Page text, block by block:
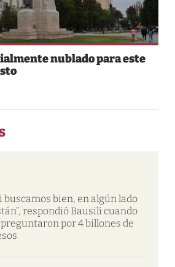
nublado para este
buscamos bien, en algún lado
respondió Bausili cuando
por 4 billones de